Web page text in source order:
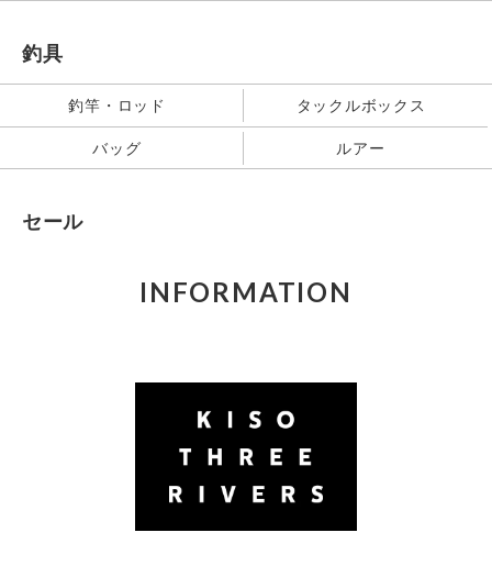
釣具
釣竿・ロッド タックルボックス
バッグ ルアー
セール
INFORMATION